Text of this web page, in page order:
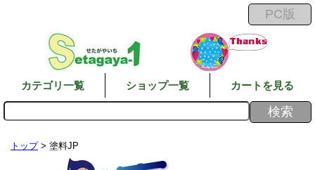
カテゴリ一覧 ショップ一覧 カートを見る
トップ> 塗料JP